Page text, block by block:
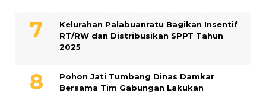
Kelurahan Palabuanratu Bagikan Insentif
RT/RW dan Distribusikan SPPT Tahun
2025
Pohon Jati Tumbang Dinas Damkar
Bersama Tim Gabungan Lakukan